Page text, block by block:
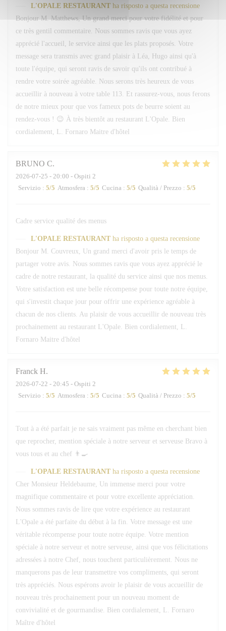
L'OPALE RESTAURANT ha risposto a questa recensione
Bonjour M. Matthews, Un grand merci pour votre fidélité et pour
ce très gentil commentaire. Nous sommes ravis que vous ayez
apprécié l'accueil, le service ainsi que les plats proposés. Votre
message sera transmis avec grand plaisir à Léa, Hugo ainsi qu'à
toute l'équipe, qui seront ravis de savoir qu'ils ont contribué à
rendre votre soirée agréable. Nous serons très heureux de vous
accueillir à nouveau à votre table 113. Et rassurez-vous, nous ferons
de notre mieux pour que vos fameux pots de beurre soient au
rendez-vous ! 😉 À très bientôt au restaurant L'Opale. Bien
cordialement, L. Fornaro Maitre d'hôtel
BRUNO C
2026-07-25 - 20:00 - Ospiti 2
Servizio : 5/5 Atmosfera : 5/5 Cucina : 5/5 Qualità / Prezzo : 5/5
Cadre service qualité des menus
L'OPALE RESTAURANT ha risposto a questa recensione
Bonjour M. Couvreux, Un grand merci d'avoir pris le temps de
partager votre avis. Nous sommes ravis que vous ayez apprécié le
cadre de notre restaurant, la qualité du service ainsi que nos menus.
Votre satisfaction est une belle récompense pour toute notre équipe,
qui s'investit chaque jour pour offrir une expérience agréable à
chacun de nos clients. Au plaisir de vous accueillir de nouveau très
prochainement au restaurant L'Opale. Bien cordialement, L.
Fornaro Maitre d'hôtel
Franck H
2026-07-22 - 20:45 - Ospiti 2
Servizio : 5/5 Atmosfera : 5/5 Cucina : 5/5 Qualità / Prezzo : 5/5
Tout à a été parfait je ne sais vraiment pas même en cherchant bien
que reprocher, mention spéciale à notre serveur et serveuse Bravo à
vous tous et au chef 👨‍🍳
L'OPALE RESTAURANT ha risposto a questa recensione
Cher Monsieur Heldebaume, Un immense merci pour votre
magnifique commentaire et pour votre excellente appréciation.
Nous sommes ravis de lire que votre expérience au restaurant
L'Opale a été parfaite du début à la fin. Votre message est une
véritable récompense pour toute notre équipe. Votre mention
spéciale à notre serveur et notre serveuse, ainsi que vos félicitations
adressées à notre Chef, nous touchent particulièrement. Nous ne
manquerons pas de leur transmettre vos compliments, qui seront
très appréciés. Nous espérons avoir le plaisir de vous accueillir de
nouveau très prochainement pour un nouveau moment de
convivialité et de gourmandise. Bien cordialement, L. Fornaro
Maître d'hôtel